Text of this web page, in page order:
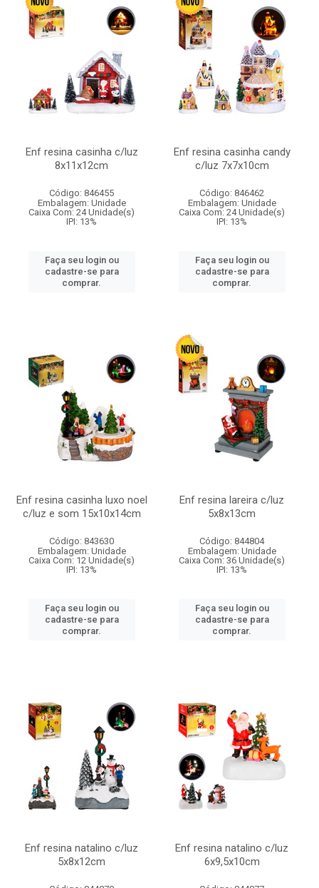
Enf resina casinha c/luz
8x11x12cm
Código: 846455
Embalagem: Unidade
Caixa Com: 24 Unidade(s)
IPI: 13%
Faça seu login ou
cadastre-se para
comprar.
Enf resina casinha candy
c/luz 7x7x10cm
Código: 846462
Embalagem: Unidade
Caixa Com: 24 Unidade(s)
IPI: 13%
Faça seu login ou
cadastre-se para
comprar.
Enf resina casinha luxo noel
c/luz e som 15x10x14cm
Código: 843630
Embalagem: Unidade
Caixa Com: 12 Unidade(s)
IPI: 13%
Faça seu login ou
cadastre-se para
comprar.
Enf resina lareira c/luz
5x8x13cm
Código: 844804
Embalagem: Unidade
Caixa Com: 36 Unidade(s)
IPI: 13%
Faça seu login ou
cadastre-se para
comprar.
Enf resina natalino c/luz
5x8x12cm
Enf resina natalino c/luz
6x9,5x10cm